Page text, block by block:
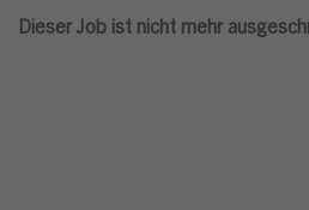
Dieser Job ist nicht mehr